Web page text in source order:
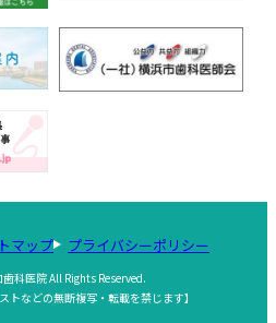
マップ プライバシーポリシー
科医院 All Rights Reserved.
トなどの無断複写・転載を禁じます】